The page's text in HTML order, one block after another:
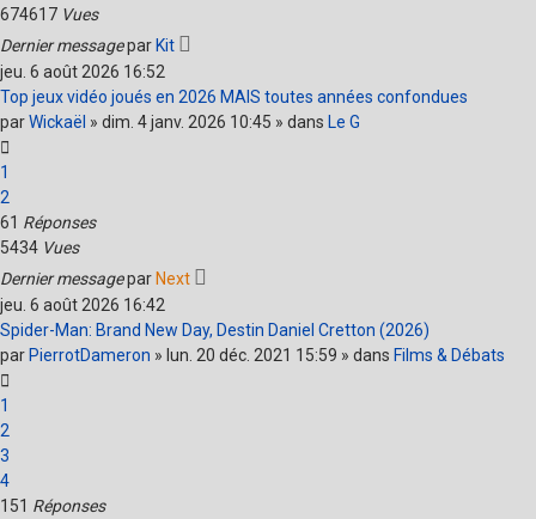
674617 Vues
Dernier messagepar Kit
jeu. 6 août 2026 16:52
Top jeux vidéo joués en 2026 MAIS toutes années confondues
parWickaël » dim. 4 janv. 2026 10:45 » dans Le G
1
2
61 Réponses
5434 Vues
Dernier messagepar Next
jeu. 6 août 2026 16:42
Spider-Man: Brand New Day, Destin Daniel Cretton (2026)
par PierrotDameron » lun. 20 déc. 2021 15:59 » dans Films & Débats
1
2
3
4
151 Réponses